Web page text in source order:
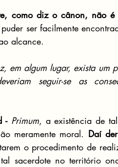
como diz o cânon, não
ser facilmente
alcance.
em algum lugar, exista um
seguir-se as
- Primum, a existência de
meramente moral. Daí
o procedimento de
sacerdote no território